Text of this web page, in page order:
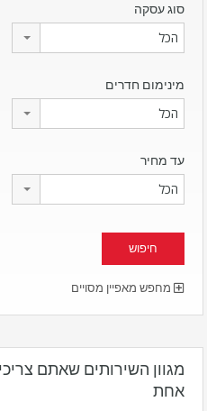
סוג עסקה
הכל
מינימום חדרים
הכל
עד מחיר
הכל
מחפש מאפיין מסויים
מגוון השירותים שאתם
אחת